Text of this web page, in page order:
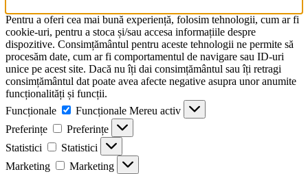
Pentru a oferi cea mai bună experiență, folosim tehnologii, cum ar fi
cookie-uri, pentru a stoca și/sau accesa informațiile despre
dispozitive. Consimțământul pentru aceste tehnologii ne permite să
procesăm date, cum ar fi comportamentul de navigare sau ID-uri
unice pe acest site. Dacă nu îți dai consimțământul sau îți retragi
consimțământul dat poate avea afecte negative asupra unor anumite
funcționalități și funcții.
Funcționale
Funcționale Mereu activ
Preferințe
Preferințe
Statistici
Statistici
Marketing
Marketing